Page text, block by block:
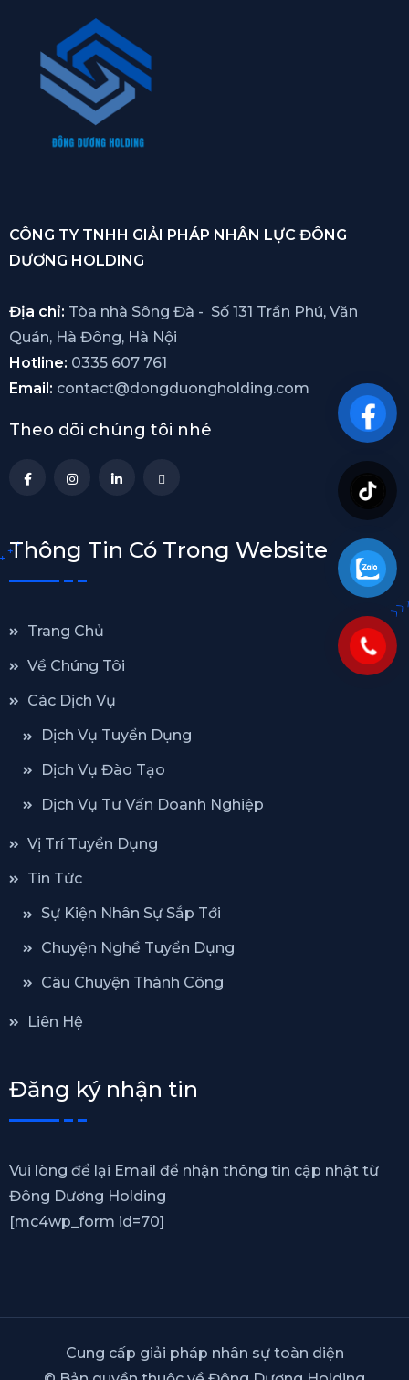
CÔNG TY TNHH GIẢI PHÁP NHÂN LỰC ĐÔNG
DƯƠNG HOLDING
Địa chỉ: Tòa nhà Sông Đà - Số 131 Trần Phú, Văn
Quán, Hà Đông, Hà Nội
Hotline: 0335 607 761
Email: contact@dongduongholding.com
Theo dõi chúng tôi nhé
Thông Tin Có Trong Website
Trang Chủ
Về Chúng Tôi
Các Dịch Vụ
Dịch Vụ Tuyển Dụng
Dịch Vụ Đào Tạo
Dịch Vụ Tư Vấn Doanh Nghiệp
Vị Trí Tuyển Dụng
Tin Tức
Sự Kiện Nhân Sự Sắp Tới
Chuyện Nghề Tuyển Dụng
Câu Chuyện Thành Công
Liên Hệ
Đăng ký nhận tin
Vui lòng để lại Email để nhận thông tin cập nhật từ
Đông Dương Holding
[mc4wp_form id=70]
Cung cấp giải pháp nhân sự toàn diện